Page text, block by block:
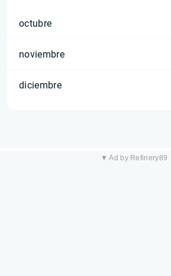
octubre
noviembre
diciembre
▼ Ad by Refinery89